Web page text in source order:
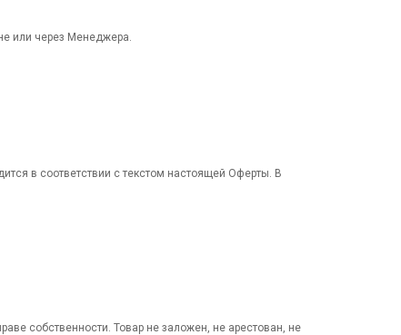
или через Менеджера.
в соответствии с текстом настоящей Оферты. В
собственности. Товар не заложен, не арестован, не